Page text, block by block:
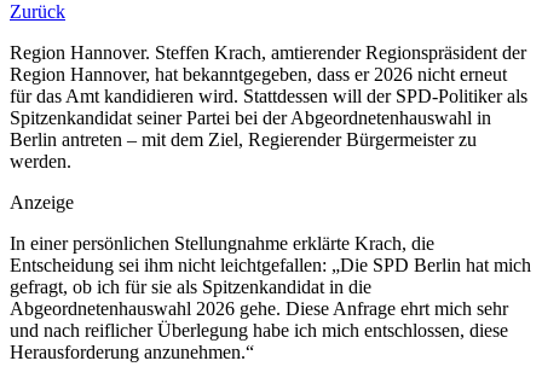
Zurück
Region Hannover. Steffen Krach, amtierender Regionspräsident der
Region Hannover, hat bekanntgegeben, dass er 2026 nicht erneut
für das Amt kandidieren wird. Stattdessen will der SPD-Politiker als
Spitzenkandidat seiner Partei bei der Abgeordnetenhauswahl in
Berlin antreten – mit dem Ziel, Regierender Bürgermeister zu
werden.
Anzeige
In einer persönlichen Stellungnahme erklärte Krach, die
Entscheidung sei ihm nicht leichtgefallen: „Die SPD Berlin hat mich
gefragt, ob ich für sie als Spitzenkandidat in die
Abgeordnetenhauswahl 2026 gehe. Diese Anfrage ehrt mich sehr
und nach reiflicher Überlegung habe ich mich entschlossen, diese
Herausforderung anzunehmen.“